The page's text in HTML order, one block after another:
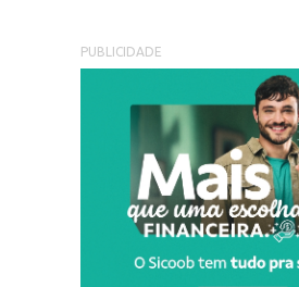
PUBLICIDADE